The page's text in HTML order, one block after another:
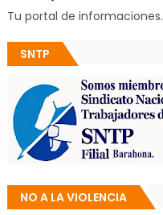
Tu portal de informaciones.
SNTP
NO A LA VIOLENCIA